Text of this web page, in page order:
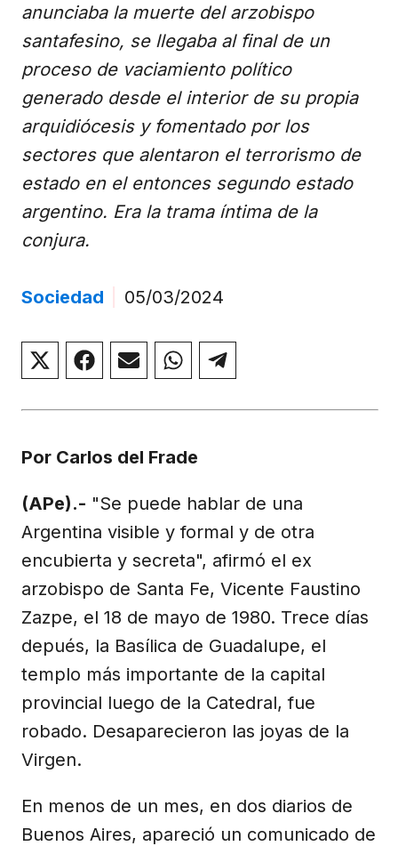
anunciaba la muerte del arzobispo
santafesino, se llegaba al final de un
proceso de vaciamiento político
generado desde el interior de su propia
arquidiócesis y fomentado por los
sectores que alentaron el terrorismo de
estado en el entonces segundo estado
argentino. Era la trama íntima de la
conjura.
Sociedad 05/03/2024
Compartir
en
(Twitter)
Compartir
en
Compartir
en
Compartir
en
Compartir
en
Por Carlos del Frade
(APe).- "Se puede hablar de una
Argentina visible y formal y de otra
encubierta y secreta", afirmó el ex
arzobispo de Santa Fe, Vicente Faustino
Zazpe, el 18 de mayo de 1980. Trece días
depués, la Basílica de Guadalupe, el
templo más importante de la capital
provincial luego de la Catedral, fue
robado. Desaparecieron las joyas de la
Virgen.
En menos de un mes, en dos diarios de
Buenos Aires, apareció un comunicado de